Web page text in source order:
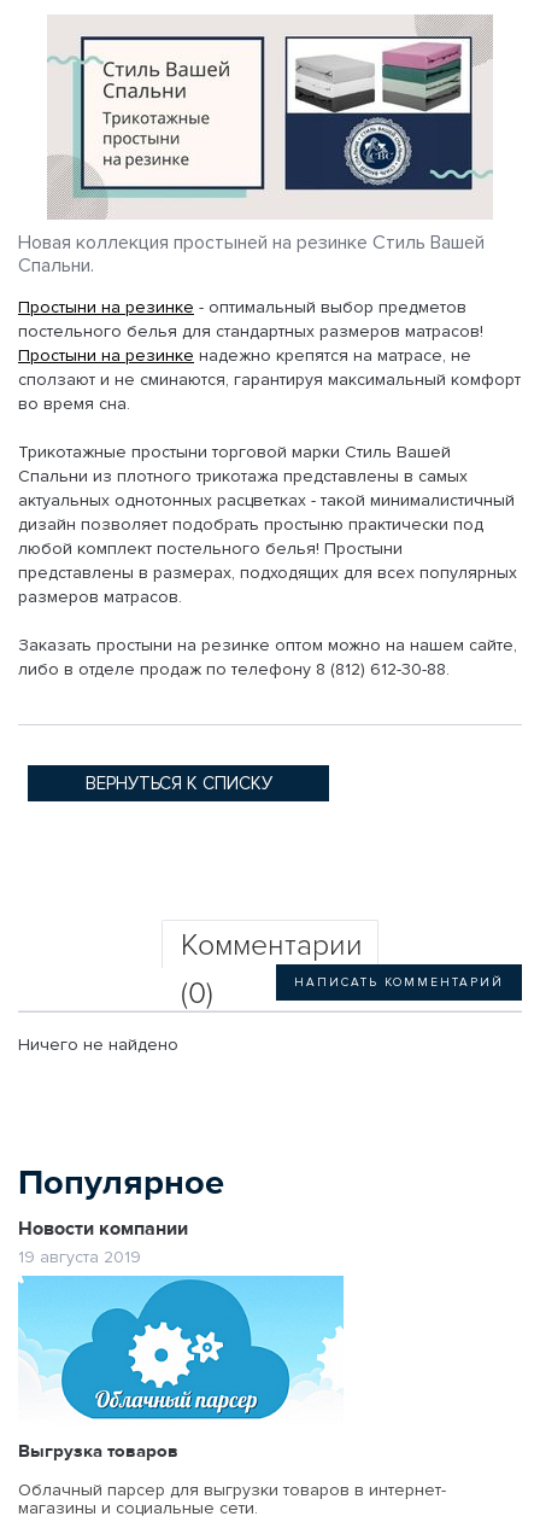
Новая коллекция простыней на резинке Стиль Вашей
Спальни.
Простыни на резинке - оптимальный выбор предметов
постельного белья для стандартных размеров матрасов!
Простыни на резинке надежно крепятся на матрасе, не
сползают и не сминаются, гарантируя максимальный комфорт
во время сна.
Трикотажные простыни торговой марки Стиль Вашей
Спальни из плотного трикотажа представлены в самых
актуальных однотонных расцветках - такой минималистичный
дизайн позволяет подобрать простыню практически под
любой комплект постельного белья! Простыни
представлены в размерах, подходящих для всех популярных
размеров матрасов.
Заказать простыни на резинке оптом можно на нашем сайте,
либо в отделе продаж по телефону 8 (812) 612-30-88.
ВЕРНУТЬСЯ К СПИСКУ
Комментарии
(0)
НАПИСАТЬ КОММЕНТАРИЙ
Ничего не найдено
Популярное
Новости компании
19 августа 2019
Выгрузка товаров
Облачный парсер для выгрузки товаров в интернет-
магазины и социальные сети.